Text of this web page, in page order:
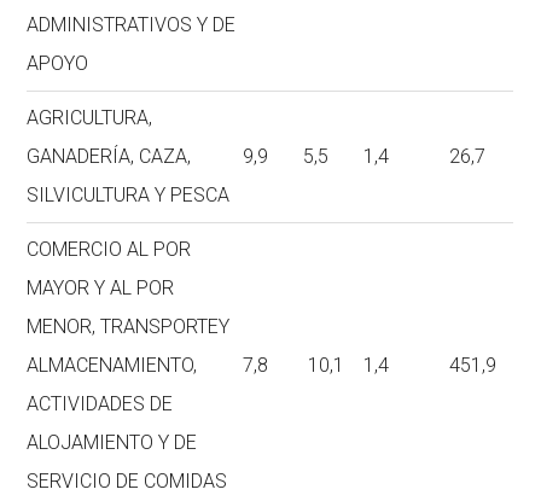
ADMINISTRATIVOS Y DE
APOYO
AGRICULTURA,
GANADERÍA, CAZA,
SILVICULTURA Y PESCA
9,9 5,5 1,4 26,7
COMERCIO AL POR
MAYOR Y AL POR
MENOR, TRANSPORTEY
ALMACENAMIENTO,
ACTIVIDADES DE
ALOJAMIENTO Y DE
SERVICIO DE COMIDAS
7,8 10,1 1,4 451,9